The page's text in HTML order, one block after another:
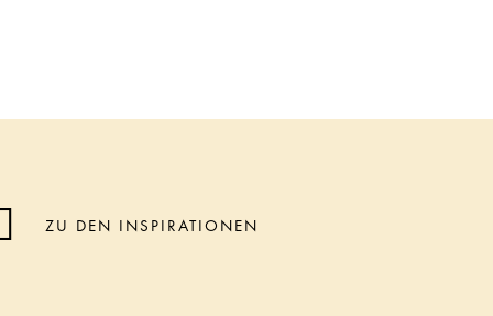
ZU DEN INSPIRATIONEN